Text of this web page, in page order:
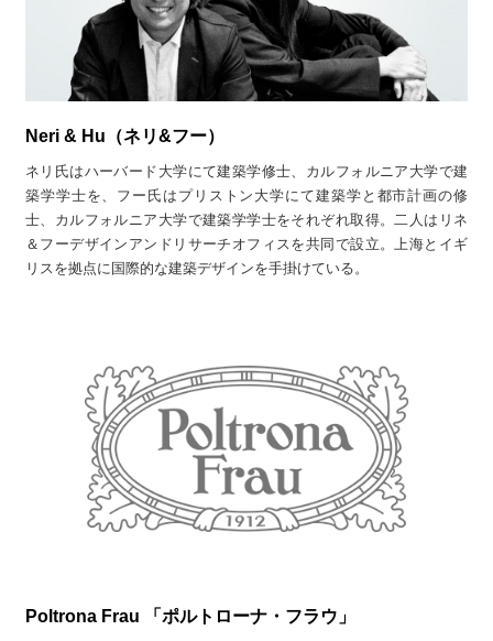
Neri & Hu（ネリ&フー）
ネリ氏はハーバード大学にて建築学修士、カルフォルニア大学で建
築学学士を、フー氏はプリストン大学にて建築学と都市計画の修
士、カルフォルニア大学で建築学学士をそれぞれ取得。二人はリネ
＆フーデザインアンドリサーチオフィスを共同で設立。上海とイギ
リスを拠点に国際的な建築デザインを手掛けている。
Poltrona Frau 「ポルトローナ・フラウ」